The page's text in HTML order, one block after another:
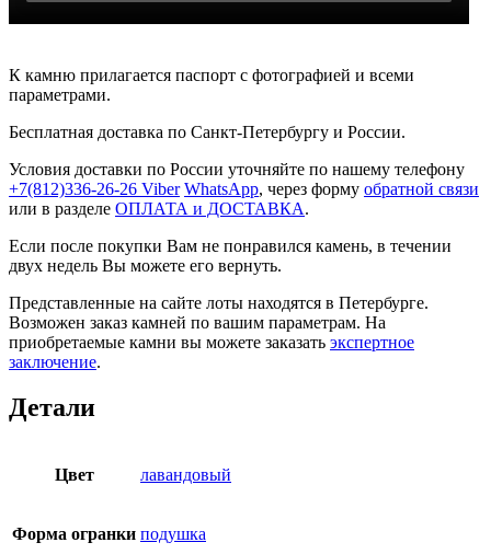
К камню прилагается паспорт с фотографией и всеми
параметрами.
Бесплатная доставка по Санкт-Петербургу и России.
Условия доставки по России уточняйте по нашему телефону
+7(812)336-26-26 Viber WhatsApp, через форму обратной связи
или в разделе ОПЛАТА и ДОСТАВКА.
Если после покупки Вам не понравился камень, в течении
двух недель Вы можете его вернуть.
Представленные на сайте лоты находятся в Петербурге.
Возможен заказ камней по вашим параметрам. На
приобретаемые камни вы можете заказать экспертное
заключение.
Детали
Цвет лавандовый
Форма огранки подушка